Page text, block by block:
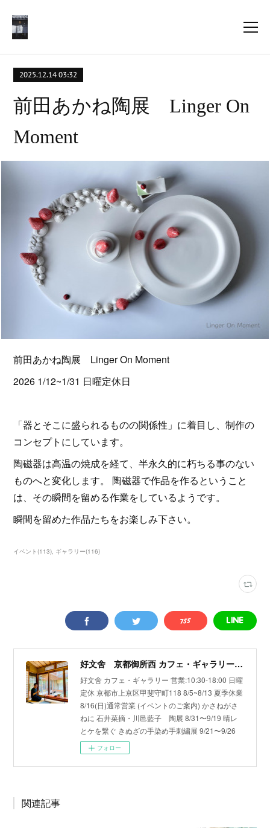
2025.12.14 03:32
前田あかね陶展 Linger On
Moment
前田あかね陶展 Linger On Moment
2026 1/12~1/31 日曜定休日
「器とそこに盛られるものの関係性」に着目し、制作の
コンセプトにしています。
陶磁器は高温の焼成を経て、半永久的に朽ちる事のない
ものへと変化します。 陶磁器で作品を作るということ
は、その瞬間を留める作業をしているようです。
瞬間を留めた作品たちをお楽しみ下さい。
イベント(113) ギャラリー(116)
好文舍 京都御所西 カフェ・ギャラリー Cafe and gallery Koubunsha located near the Kyoto Imperial Palace Gardens.
好文舍 カフェ・ギャラリー 営業:10:30-18:00 日曜
定休 京都市上京区甲斐守町118 8/5~8/13 夏季休業
8/16(日)通常営業 (イベントのご案内) かさねがさ
ねに 石井菜摘・川邑藍子 陶展 8/31〜9/19 晴レ
とケを繋ぐ きぬざの手染め手刺繍展 9/21〜9/26
フォロー
関連記事